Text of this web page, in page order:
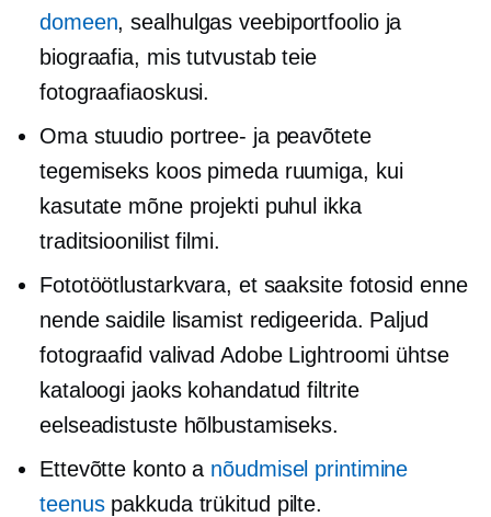
domeen, sealhulgas veebiportfoolio ja
biograafia, mis tutvustab teie
fotograafiaoskusi.
Oma stuudio portree- ja peavõtete
tegemiseks koos pimeda ruumiga, kui
kasutate mõne projekti puhul ikka
traditsioonilist filmi.
Fototöötlustarkvara, et saaksite fotosid enne
nende saidile lisamist redigeerida. Paljud
fotograafid valivad Adobe Lightroomi ühtse
kataloogi jaoks kohandatud filtrite
eelseadistuste hõlbustamiseks.
Ettevõtte konto a nõudmisel printimine
teenuspakkuda trükitud pilte.